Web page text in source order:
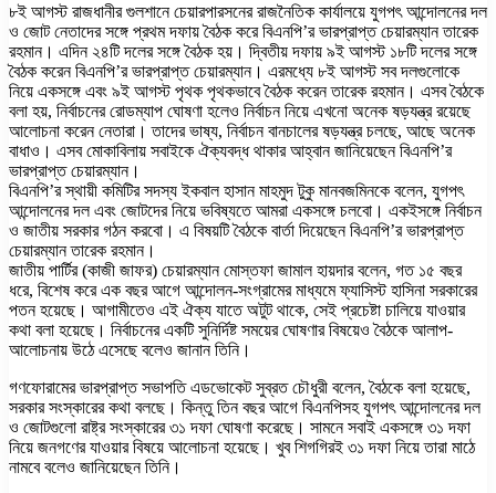
৮ই আগস্ট রাজধানীর গুলশানে চেয়ারপারসনের রাজনৈতিক কার্যালয়ে যুগপৎ আন্দোলনের দল
ও জোট নেতাদের সঙ্গে প্রথম দফায় বৈঠক করে বিএনপি’র ভারপ্রাপ্ত চেয়ারম্যান তারেক
রহমান। এদিন ২৪টি দলের সঙ্গে বৈঠক হয়। দ্বিতীয় দফায় ৯ই আগস্ট ১৮টি দলের সঙ্গে
বৈঠক করেন বিএনপি’র ভারপ্রাপ্ত চেয়ারম্যান। এরমধ্যে ৮ই আগস্ট সব দলগুলোকে
নিয়ে একসঙ্গে এবং ৯ই আগস্ট পৃথক পৃথকভাবে বৈঠক করেন তারেক রহমান। এসব বৈঠকে
বলা হয়, নির্বাচনের রোডম্যাপ ঘোষণা হলেও নির্বাচন নিয়ে এখনো অনেক ষড়যন্ত্র রয়েছে
আলোচনা করেন নেতারা। তাদের ভাষ্য, নির্বাচন বানচালের ষড়যন্ত্র চলছে, আছে অনেক
বাধাও। এসব মোকাবিলায় সবাইকে ঐক্যবদ্ধ থাকার আহ্বান জানিয়েছেন বিএনপি’র
ভারপ্রাপ্ত চেয়ারম্যান।
বিএনপি’র স্থায়ী কমিটির সদস্য ইকবাল হাসান মাহমুদ টুকু মানবজমিনকে বলেন, যুগপৎ
আন্দোলনের দল এবং জোটদের নিয়ে ভবিষ্যতে আমরা একসঙ্গে চলবো। একইসঙ্গে নির্বাচন
ও জাতীয় সরকার গঠন করবো। এ বিষয়টি বৈঠকে বার্তা দিয়েছেন বিএনপি’র ভারপ্রাপ্ত
চেয়ারম্যান তারেক রহমান।
জাতীয় পার্টির (কাজী জাফর) চেয়ারম্যান মোস্তফা জামাল হায়দার বলেন, গত ১৫ বছর
ধরে, বিশেষ করে এক বছর আগে আন্দোলন-সংগ্রামের মাধ্যমে ফ্যাসিস্ট হাসিনা সরকারের
পতন হয়েছে। আগামীতেও এই ঐক্য যাতে অটুট থাকে, সেই প্রচেষ্টা চালিয়ে যাওয়ার
কথা বলা হয়েছে। নির্বাচনের একটি সুনির্দিষ্ট সময়ের ঘোষণার বিষয়েও বৈঠকে আলাপ-
আলোচনায় উঠে এসেছে বলেও জানান তিনি।
গণফোরামের ভারপ্রাপ্ত সভাপতি এডভোকেট সুব্রত চৌধুরী বলেন, বৈঠকে বলা হয়েছে,
সরকার সংস্কারের কথা বলছে। কিন্তু তিন বছর আগে বিএনপিসহ যুগপৎ আন্দোলনের দল
ও জোটগুলো রাষ্ট্র সংস্কারের ৩১ দফা ঘোষণা করেছে। সামনে সবাই একসঙ্গে ৩১ দফা
নিয়ে জনগণের যাওয়ার বিষয়ে আলোচনা হয়েছে। খুব শিগগিরই ৩১ দফা নিয়ে তারা মাঠে
নামবে বলেও জানিয়েছেন তিনি।